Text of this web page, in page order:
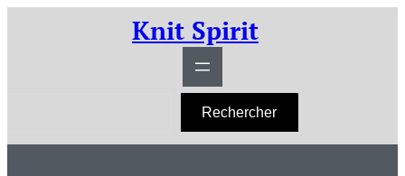
Knit Spirit
h
Rechercher